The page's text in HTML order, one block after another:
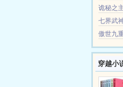
诡秘之
七界武
傲世九
穿越小